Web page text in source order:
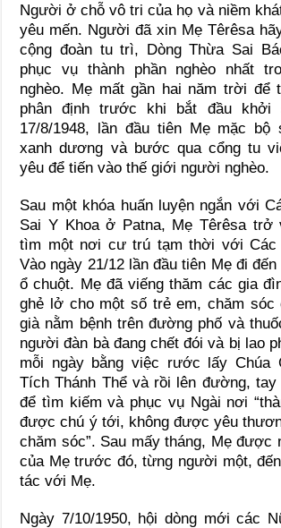
Người ở chỗ vô tri của họ và niềm
yêu mến. Người đã xin Mẹ Têrêsa
cộng đoàn tu trì, Dòng Thừa Sai
phục vụ thành phần nghèo nhất
nghèo. Mẹ mất gần hai năm trời để
phân định trước khi bắt đầu khởi
17/8/1948, lần đầu tiên Mẹ mặc bộ
xanh dương và bước qua cổng tu
yêu để tiến vào thế giới người nghèo.
Sau một khóa huấn luyện ngắn với
Sai Y Khoa ở Patna, Mẹ Têrêsa trở
tìm một nơi cư trú tạm thời với Các
Vào ngày 21/12 lần đầu tiên Mẹ đi
ổ chuột. Mẹ đã viếng thăm các gia
ghẻ lở cho một số trẻ em, chăm sóc
già nằm bệnh trên đường phố và
người đàn bà đang chết đói và bị lao
mỗi ngày bằng việc rước lấy Chúa
Tích Thánh Thể và rồi lên đường, tay
để tìm kiếm và phục vụ Ngài nơi
được chú ý tới, không được yêu
chăm sóc”. Sau mấy tháng, Mẹ được
của Mẹ trước đó, từng người một,
tác với Mẹ.
Ngày 7/10/1950, hội dòng mới các